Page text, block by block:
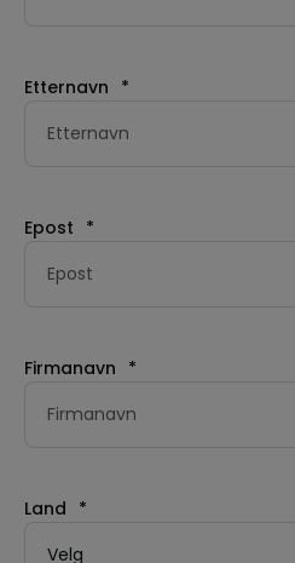
Etternavn *
Epost *
Firmanavn *
Land *